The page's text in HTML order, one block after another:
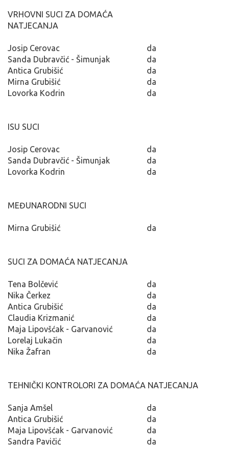
VRHOVNI SUCI ZA DOMAĆA
NATJECANJA
Josip Cerovac
da
Sanda Dubravčić - Šimunjak
da
Antica Grubišić
da
Mirna Grubišić
da
Lovorka Kodrin
da
ISU SUCI
Josip Cerovac
da
Sanda Dubravčić - Šimunjak
da
Lovorka Kodrin
da
MEĐUNARODNI SUCI
Mirna Grubišić da
SUCI ZA DOMAĆA NATJECANJA
Tena Bolčević
da
Nika Čerkez
da
Antica Grubišić
da
Claudia Krizmanić
da
Maja Lipovšćak - Garvanović
da
Lorelaj Lukačin
da
Nika Žafran
da
TEHNIČKI KONTROLORI ZA DOMAĆA NATJECANJA
Sanja Amšel
da
Antica Grubišić
da
Maja Lipovšćak - Garvanović
da
Sandra Pavičić
da